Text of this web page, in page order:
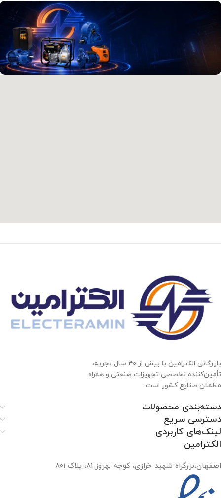
بازرگانی الکترامین با بیش از ۴۰ سال تجربه،
تأمین‌کننده تخصصی تجهیزات صنعتی و همراه
مطمئن صنایع کشور است.
دسته‌بندی محصولات
دسترسی سریع
لینک‌های کاربردی
الکترامین
اصفهان،بزرگراه شهید خرازی، کوچه بهروز ۸۱، پلاک ۸۰۱